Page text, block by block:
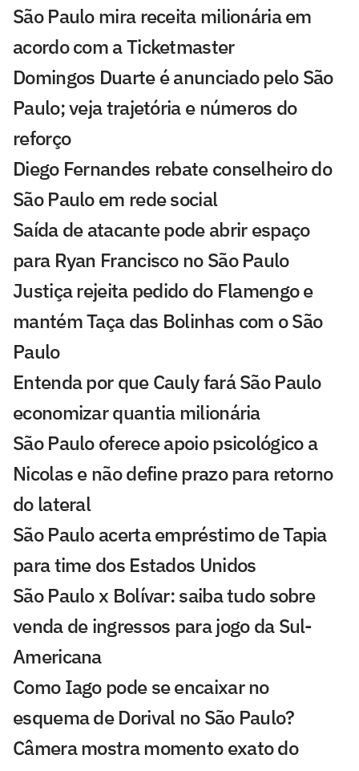
São Paulo mira receita milionária em
acordo com a Ticketmaster
Domingos Duarte é anunciado pelo São
Paulo; veja trajetória e números do
reforço
Diego Fernandes rebate conselheiro do
São Paulo em rede social
Saída de atacante pode abrir espaço
para Ryan Francisco no São Paulo
Justiça rejeita pedido do Flamengo e
mantém Taça das Bolinhas com o São
Paulo
Entenda por que Cauly fará São Paulo
economizar quantia milionária
São Paulo oferece apoio psicológico a
Nicolas e não define prazo para retorno
do lateral
São Paulo acerta empréstimo de Tapia
para time dos Estados Unidos
São Paulo x Bolívar: saiba tudo sobre
venda de ingressos para jogo da Sul-
Americana
Como Iago pode se encaixar no
esquema de Dorival no São Paulo?
Câmera mostra momento exato do